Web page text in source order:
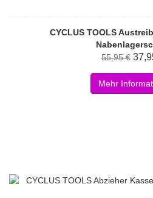
CYCLUS TOOLS
55,95 €
Mehr